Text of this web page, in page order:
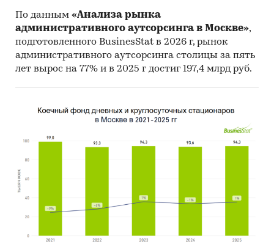
Объем и структура отчета. Аналитический
отчет по исследованию состоит из 7 разделов
общим объемом 135 страниц; отчет
иллюстрирован 37 диаграммами; 55
таблицами.
Категории: Потребительские товары / ... /
Стройматериалы / Цемент
/
Россия / Центральный федеральный округ
По данным «Анализа рынка
административного аутсорсинга в Москве»,
подготовленного BusinesStat в 2026 г, рынок
административного аутсорсинга столицы за пять
лет вырос на 77% и в 2025 г достиг 197,4 млрд руб.